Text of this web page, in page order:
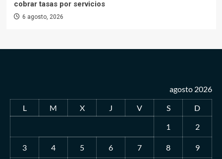
cobrar tasas por servicios
6 agosto, 2026
agosto 2026
L
M X J V S
D
1
2
3 4 5 6 7 8 9